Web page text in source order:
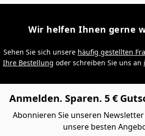
Wir helfen Ihnen gerne
Sehen Sie sich unsere häufig gestellten
Ihre Bestellung oder schreiben Sie uns an
Anmelden. Sparen. 5 €
Abonnieren Sie unseren
unsere besten